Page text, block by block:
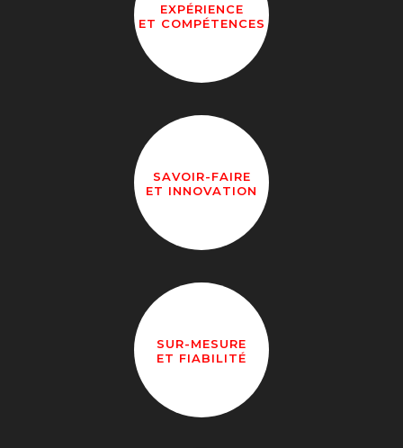
EXPÉRIENCE
ET COMPÉTENCES
SAVOIR-FAIRE
ET INNOVATION
SUR-MESURE
ET FIABILITÉ